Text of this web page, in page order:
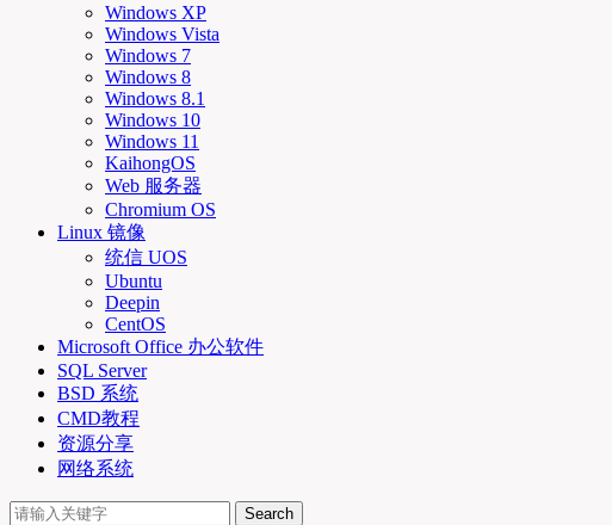
Windows XP
Windows Vista
Windows 7
Windows 8
Windows 8.1
Windows 10
Windows 11
KaihongOS
Web 服务器
Chromium OS
Linux 镜像
统信 UOS
Ubuntu
Deepin
CentOS
Microsoft Office 办公软件
SQL Server
BSD 系统
CMD教程
资源分享
网络系统
Search